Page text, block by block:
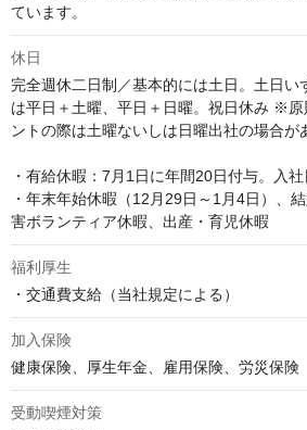
ています。
休日
完全週休二日制／基本的には土日。土日い
は平日＋土曜、平日＋日曜。祝日休み ※
ントの際は土曜ないしは日曜出社の場合が
・有給休暇：7月1日に年間20日付与。入
・年末年始休暇（12月29日～1月4日）、
害ボランティア休暇、出産・育児休暇
福利厚生
・交通費支給（当社規定による）
加入保険
健康保険、厚生年金、雇用保険、労災保険
受動喫煙対策